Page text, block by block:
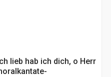
lieb hab ich dich, o Herr